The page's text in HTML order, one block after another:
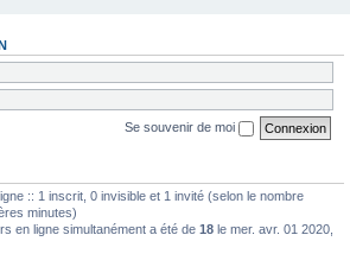
Se souvenir de moi
:: 1 inscrit, 0 invisible et 1 invité (selon le nombre
minutes)
en ligne simultanément a été de 18 le mer. avr. 01 2020,